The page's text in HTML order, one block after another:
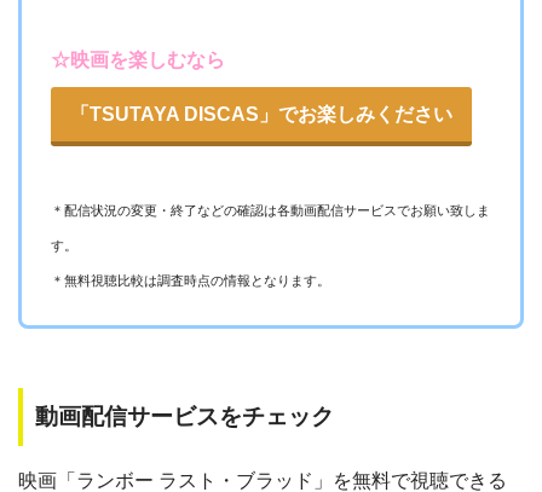
☆映画を楽しむなら
「TSUTAYA DISCAS」でお楽しみください
＊配信状況の変更・終了などの確認は各動画配信サービスでお願い致しま
す。
＊無料視聴比較は調査時点の情報となります。
動画配信サービスをチェック
映画「ランボー ラスト・ブラッド」を無料で視聴できる